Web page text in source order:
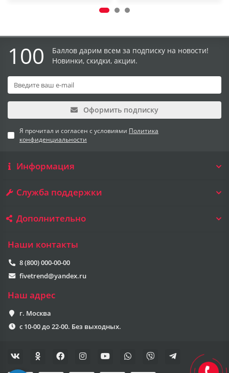
100
Баллов дарим всем за подписку на новости!
Новинки, скидки, акции.
Оформить подписку
Я прочитал и согласен с условиями Политика
конфиденциальности
Информация
Служба поддержки
Дополнительно
Наши контакты
8 (800) 000-00-00
fivetrend@yandex.ru
Наш адрес
г. Москва
с 10-00 до 22-00. Без выходных.